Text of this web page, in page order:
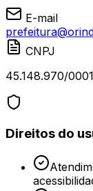
E-mail
CNPJ
45.148.970/
Direitos do